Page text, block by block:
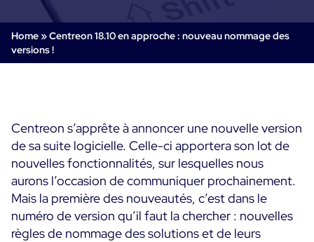
Tableaux de bord collaboratifs
Supervision SLA et impact métier
SaaS ou Self-Hosted
Collecte intelligente de tous les logs
Analyse des causes racine
Digital Experience Monitoring
STM & RUM
Mesure de la sobriété numérique
Tests de montée en charge
Démo Produit
Centreon Infra Monitoring - Essai gratuit
Centreon Experience Monitoring - Démo Produit
Centreon Experience Monitoring - Essai Gratuit
Home»Centreon 18.10 en approche : nouveau nommage des
versions !
Centreon s’apprête à annoncer une nouvelle version
de sa suite logicielle. Celle-ci apportera son lot de
nouvelles fonctionnalités, sur lesquelles nous
aurons l’occasion de communiquer prochainement.
Mais la première des nouveautés, c’est dans le
numéro de version qu’il faut la chercher : nouvelles
règles de nommage des solutions et de leurs